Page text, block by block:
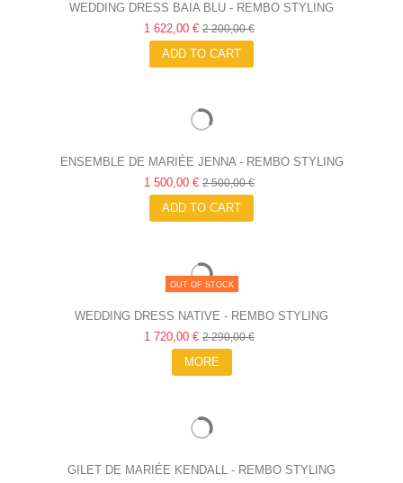
WEDDING DRESS BAIA BLU - REMBO STYLING
1 622,00 € 2 200,00 €
ADD TO CART
ENSEMBLE DE MARIÉE JENNA - REMBO STYLING
1 500,00 € 2 500,00 €
ADD TO CART
OUT OF STOCK
WEDDING DRESS NATIVE - REMBO STYLING
1 720,00 € 2 290,00 €
MORE
GILET DE MARIÉE KENDALL - REMBO STYLING